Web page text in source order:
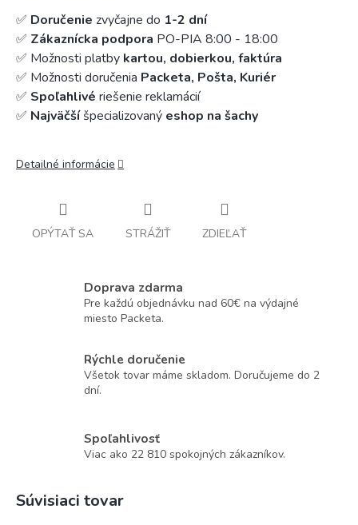
✅ Doručenie zvyčajne do 1-2 dní
✅ Zákaznícka podpora PO-PIA 8:00 - 18:00
✅ Možnosti platby kartou, dobierkou, faktúra
✅ Možnosti doručenia Packeta, Pošta, Kuriér
✅ Spoľahlivé riešenie reklamácií
✅ Najväčšíšpecializovaný eshop na šachy
Detailné informácie
OPÝTAŤ SA STRÁŽIŤ ZDIEĽAŤ
Doprava zdarma
Pre každú objednávku nad 60€ na výdajné
miesto Packeta.
Rýchle doručenie
Všetok tovar máme skladom. Doručujeme do 2
dní.
Spoľahlivosť
Viac ako 22 810 spokojných zákazníkov.
Súvisiaci tovar